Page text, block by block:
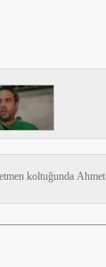
koltuğunda Ahmet